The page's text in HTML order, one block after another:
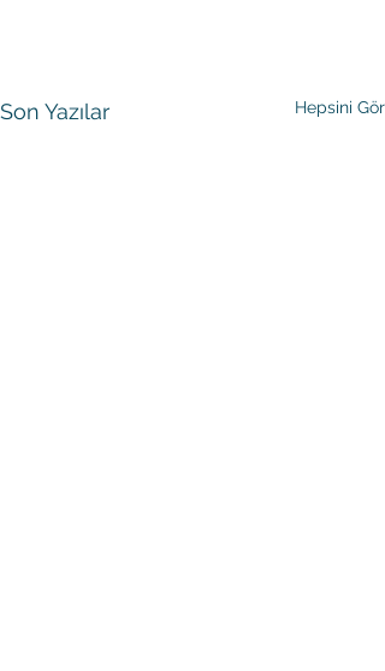
Son Yazılar Hepsini Gör